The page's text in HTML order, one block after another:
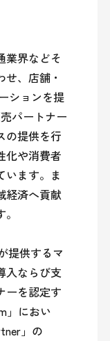
業界などそ
、店舗・
ションを提
パートナー
の提供を行
化や消費者
います。ま
経済へ貢献
提供するマ
入ならび支
ーを認定す
」におい
」の